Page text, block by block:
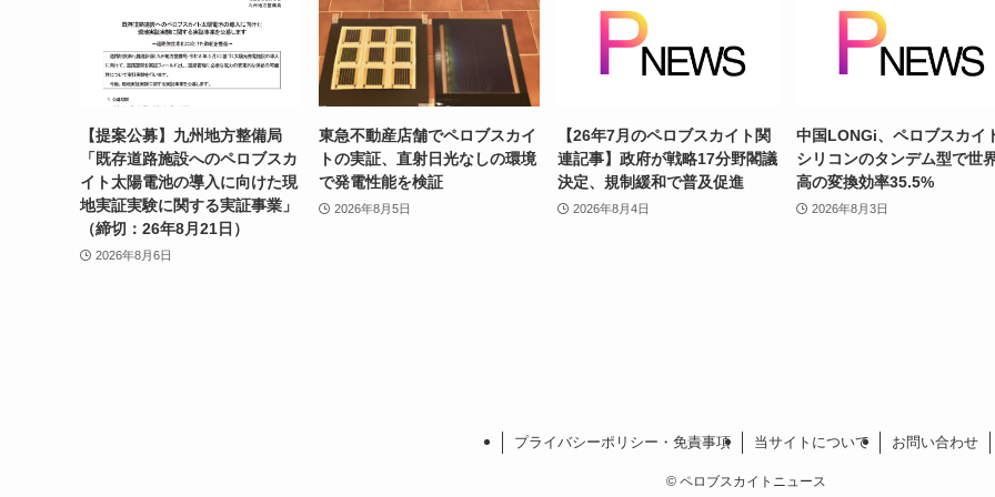
【提案公募】九州地方整備局
「既存道路施設へのペロブスカ
イト太陽電池の導入に向けた現
地実証実験に関する実証事業」
（締切：26年8月21日）
2026年8月6日
東急不動産店舗でペロブスカイ
トの実証、直射日光なしの環境
で発電性能を検証
2026年8月5日
【26年7月のペロブスカイト関
連記事】政府が戦略17分野閣議
決定、規制緩和で普及促進
2026年8月4日
中国LONGi、ペロブスカイ
シリコンのタンデム型で世
高の変換効率35.5%
2026年8月3日
プライバシーポリシー・免責事項 当サイトについて お問い合わせ
© ペロブスカイトニュース